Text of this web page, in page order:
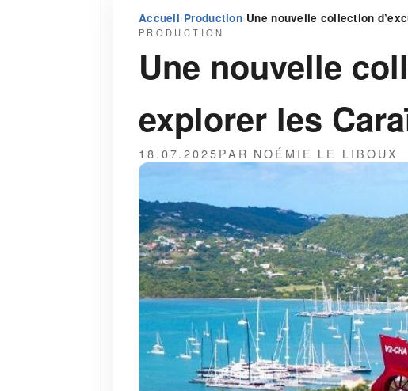
Accueil›Production›Une nouvelle collection
PRODUCTION
Une nouvelle
explorer les
18.07.2025PAR NOÉMIE LE LIBOUX